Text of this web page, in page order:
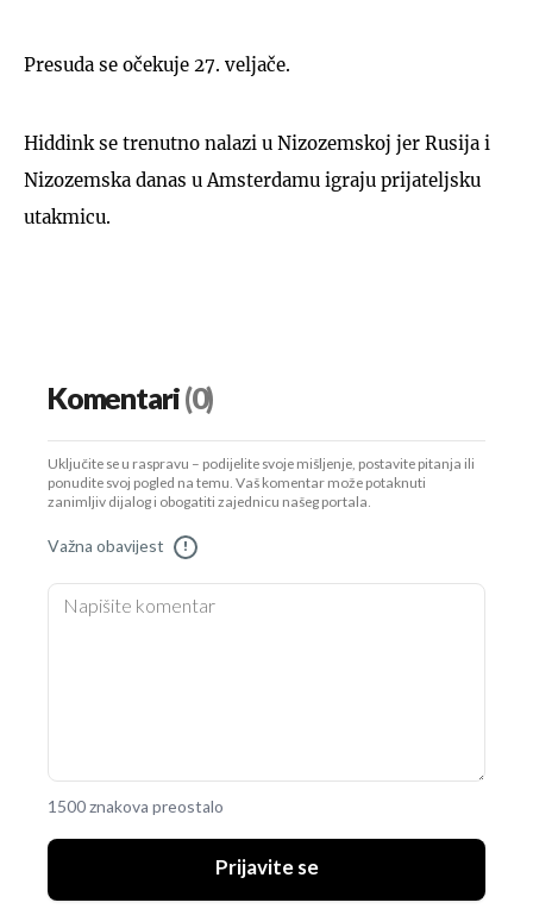
Presuda se očekuje 27. veljače.
Hiddink se trenutno nalazi u Nizozemskoj jer Rusija i
Nizozemska danas u Amsterdamu igraju prijateljsku
utakmicu.
Komentari(0)
Uključite se u raspravu – podijelite svoje mišljenje, postavite pitanja ili
ponudite svoj pogled na temu. Vaš komentar može potaknuti
zanimljiv dijalog i obogatiti zajednicu našeg portala.
Važna obavijest !
1500 znakova preostalo
Prijavite se